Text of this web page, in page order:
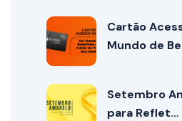
Cartão
Mundo de
Setembro
para Reflet…